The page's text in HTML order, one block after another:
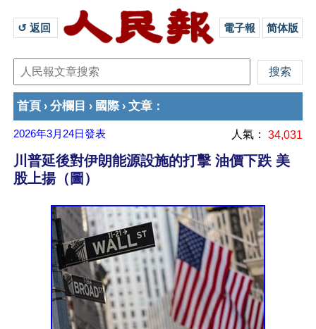
↺ 返回 電子報 简体版
首頁 › 分欄目 › 國際› 文章 ：
2026年3月24日發表 人氣： 34,031
川普延後對伊朗能源設施的打擊 油價下跌 美
股上揚（圖）